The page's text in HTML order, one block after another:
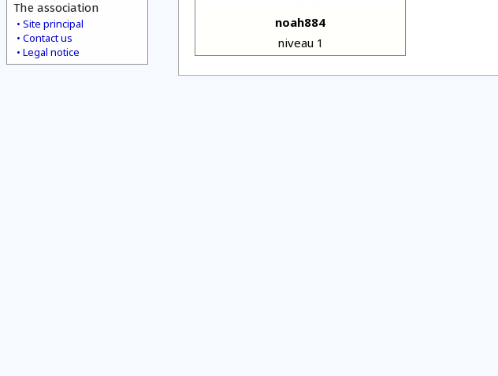
The association
Site principal
Contact us
Legal notice
noah884
niveau 1